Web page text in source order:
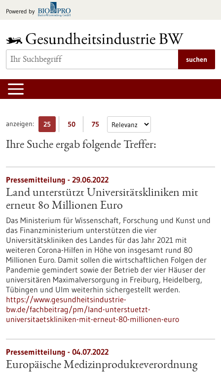
Inhalt
Powered by
suchen
anzeigen: 25 50 75
Ihre Suche ergab folgende Treffer:
Pressemitteilung - 29.06.2022
Land unterstützt Universitätskliniken mit
erneut 80 Millionen Euro
Das Ministerium für Wissenschaft, Forschung und Kunst und
das Finanzministerium unterstützen die vier
Universitätskliniken des Landes für das Jahr 2021 mit
weiteren Corona-Hilfen in Höhe von insgesamt rund 80
Millionen Euro. Damit sollen die wirtschaftlichen Folgen der
Pandemie gemindert sowie der Betrieb der vier Häuser der
universitären Maximalversorgung in Freiburg, Heidelberg,
Tübingen und Ulm weiterhin sichergestellt werden.
https://www.gesundheitsindustrie-
bw.de/fachbeitrag/pm/land-unterstuetzt-
universitaetskliniken-mit-erneut-80-millionen-euro
Pressemitteilung - 04.07.2022
Europäische Medizinprodukteverordnung